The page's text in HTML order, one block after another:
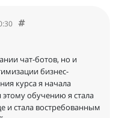
чат-ботов, но и
бизнес-
курса я начала
этому обучению я стала
и стала востребованным